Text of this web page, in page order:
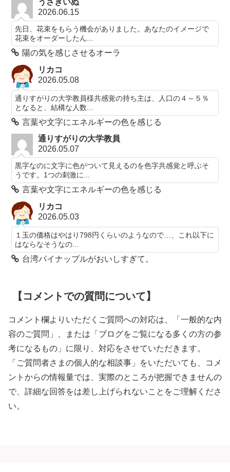
うさぎいぬ
2026.06.15
先日、花束をもらう機会がありました。あなたのイメージで
花束をオーダーしたん...
陽の気を感じさせるオーラ
リカコ
2026.05.08
通りすがりの大学教員様共感覚の持ち主は、人口の４～５％
となると、結構な人数...
言葉や文字にエネルギーの色を感じる
通りすがりの大学教員
2026.05.07
黒字なのに文字に色がついて見えるのを色字共感覚と呼ぶそ
うです。1つの刺激に...
言葉や文字にエネルギーの色を感じる
リカコ
2026.05.03
１玉の価格はやはり798円くらいのようなので…、これ以下に
はならなそうなの...
台湾パイナップルがおいしすぎて。
【コメントでの質問について】
コメント欄よりいただくご質問への対応は、「一般的な内
容のご質問」、または「ブログをご覧になる多くの方の参
考になるもの」に限り、対応をさせていただきます。
「ご質問者さまの個人的な相談事」をいただいても、コメ
ントからの情報量では、実際のところが把握できませんの
で、詳細な回答をは差し上げられないことをご理解くださ
い。